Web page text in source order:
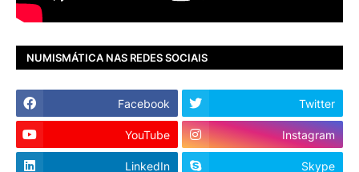
NUMISMÁTICA NAS REDES SOCIAIS
Facebook Twitter
YouTube Instagram
LinkedIn Skype